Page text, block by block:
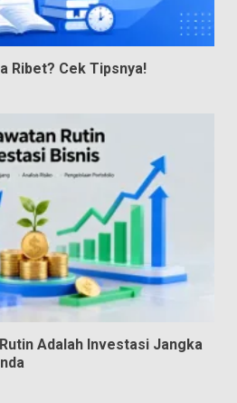
Ribet? Cek Tipsnya!
Adalah Investasi Jangka